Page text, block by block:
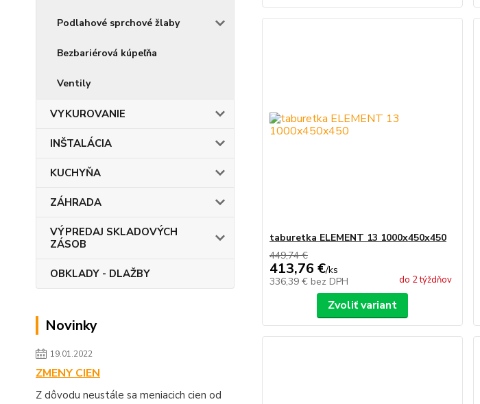
Podlahové sprchové žlaby
Bezbariérová kúpeľňa
Ventily
VYKUROVANIE
INŠTALÁCIA
KUCHYŇA
ZÁHRADA
VÝPREDAJ SKLADOVÝCH
ZÁSOB
OBKLADY - DLAŽBY
Novinky
19.01.2022
ZMENY CIEN
Z dôvodu neustále sa meniacich cien od
taburetka ELEMENT 13 1000x450x450
449,74 €
413,76 €/ks
336,39 € bez DPH do 2 týždňov
Zvoliť variant